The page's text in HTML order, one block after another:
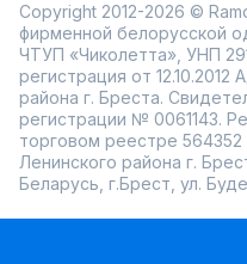
Copyright 2012-2026 ©
фирменной белорусской
ЧТУП «Чиколетта», УНП
регистрация от
района г. Бреста.
регистрации № 0061143.
торговом реестре
Ленинского района г.
Беларусь, г.Брест, ул.